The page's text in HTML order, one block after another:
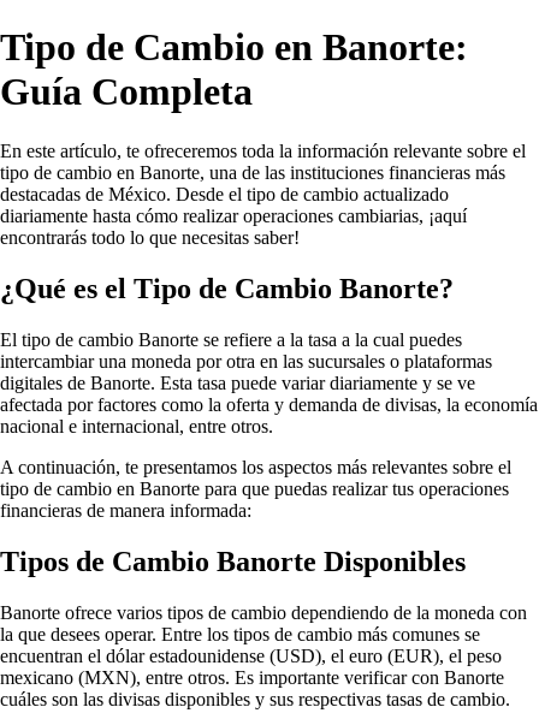
Tipo de Cambio en Banorte:
Guía Completa
En este artículo, te ofreceremos toda la información relevante sobre el
tipo de cambio en Banorte, una de las instituciones financieras más
destacadas de México. Desde el tipo de cambio actualizado
diariamente hasta cómo realizar operaciones cambiarias, ¡aquí
encontrarás todo lo que necesitas saber!
¿Qué es el Tipo de Cambio Banorte?
El tipo de cambio Banorte se refiere a la tasa a la cual puedes
intercambiar una moneda por otra en las sucursales o plataformas
digitales de Banorte. Esta tasa puede variar diariamente y se ve
afectada por factores como la oferta y demanda de divisas, la economía
nacional e internacional, entre otros.
A continuación, te presentamos los aspectos más relevantes sobre el
tipo de cambio en Banorte para que puedas realizar tus operaciones
financieras de manera informada:
Tipos de Cambio Banorte Disponibles
Banorte ofrece varios tipos de cambio dependiendo de la moneda con
la que desees operar. Entre los tipos de cambio más comunes se
encuentran el dólar estadounidense (USD), el euro (EUR), el peso
mexicano (MXN), entre otros. Es importante verificar con Banorte
cuáles son las divisas disponibles y sus respectivas tasas de cambio.